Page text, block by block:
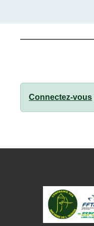
Connectez-vous